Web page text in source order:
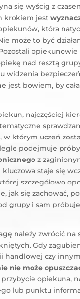
się wyścig z
krokiem jest
która
może to być
opiekunowie
nad resztą
widzenia
jest bowiem, by
najczęściej
w którym uczeń
podejmuje próby
z
staje się
szczegółowo
jak się zachować,
grupy i sam
należy zwrócić na
Gdy
handlowej czy
nie może
przybycie opiekuna,
lub punktu